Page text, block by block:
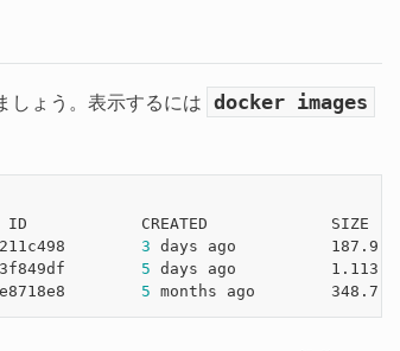
しょう。表示するには docker images
ID            CREATED             SIZE
3 days ago          187.9 MB
5 days ago          1.113 MB
5